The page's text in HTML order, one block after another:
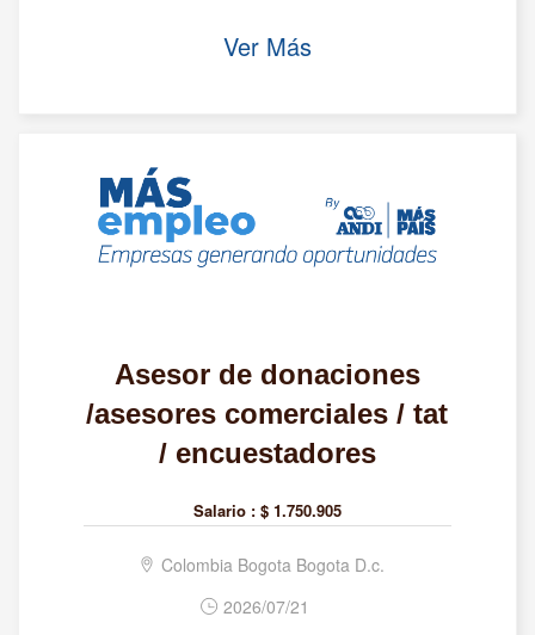
Ver Más
Asesor de donaciones
/asesores comerciales / tat
/ encuestadores
Salario : $ 1.750.905
Colombia Bogota Bogota D.c.
2026/07/21